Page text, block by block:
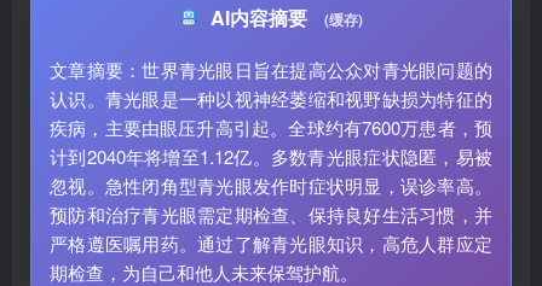
AI内容摘要 (缓存)
文章摘要：世界青光眼日旨在提高公众对青光眼问题的
认识。青光眼是一种以视神经萎缩和视野缺损为特征的
疾病，主要由眼压升高引起。全球约有7600万患者，预
计到2040年将增至1.12亿。多数青光眼症状隐匿，易被
忽视。急性闭角型青光眼发作时症状明显，误诊率高。
预防和治疗青光眼需定期检查、保持良好生活习惯，并
严格遵医嘱用药。通过了解青光眼知识，高危人群应定
期检查，为自己和他人未来保驾护航。